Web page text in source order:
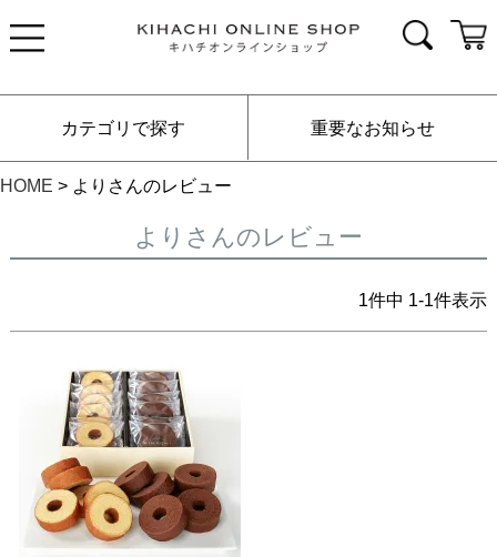
カテゴリで探す 重要なお知らせ
HOME よりさんのレビュー
よりさんのレビュー
1件中 1-1件表示